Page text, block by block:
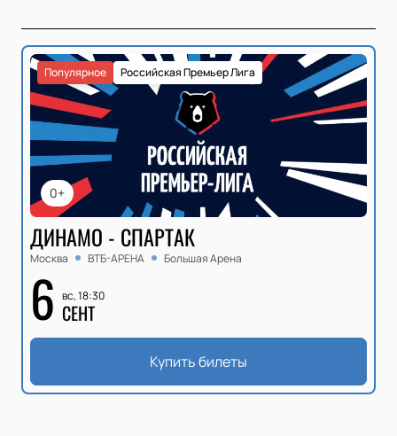
0+
Российская Премьер Лига
Популярное
ДИНАМО - СПАРТАК
Москва ВТБ-АРЕНА Большая Арена
6 вс, 18:30
СЕНТ
Купить билеты